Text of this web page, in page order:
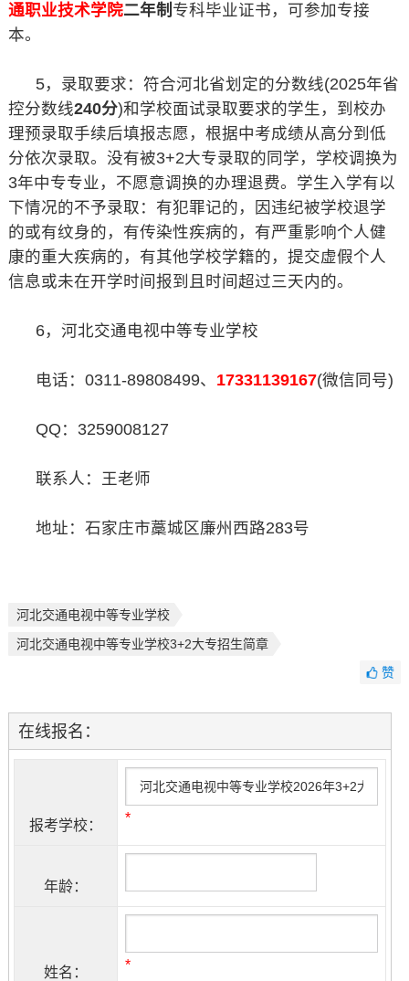
通职业技术学院二年制 专科毕业证书，可参加专接
本。
5，录取要求：符合河北省划定的分数线(2025年省
控分数线240分)和学校面试录取要求的学生，到校办
理预录取手续后填报志愿，根据中考成绩从高分到低
分依次录取。没有被3+2大专录取的同学，学校调换为
3年中专专业，不愿意调换的办理退费。学生入学有以
下情况的不予录取：有犯罪记的，因违纪被学校退学
的或有纹身的，有传染性疾病的，有严重影响个人健
康的重大疾病的，有其他学校学籍的，提交虚假个人
信息或未在开学时间报到且时间超过三天内的。
6，河北交通电视中等专业学校
电话：0311-89808499、 17331139167(微信同号)
QQ：3259008127
联系人：王老师
地址：石家庄市藁城区廉州西路283号
河北交通电视中等专业学校
河北交通电视中等专业学校3+2大专招生简章
赞
在线报名：
报考学校： *
年龄：
姓名： *